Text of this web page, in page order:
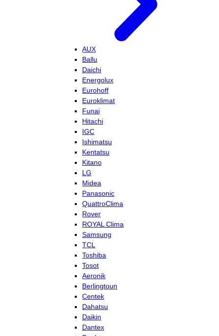
AUX
Ballu
Daichi
Energolux
Eurohoff
Euroklimat
Funai
Hitachi
IGC
Ishimatsu
Kentatsu
Kitano
LG
Midea
Panasonic
QuattroClima
Rover
ROYAL Clima
Samsung
TCL
Toshiba
Tosot
Aeronik
Berlingtoun
Centek
Dahatsu
Daikin
Dantex